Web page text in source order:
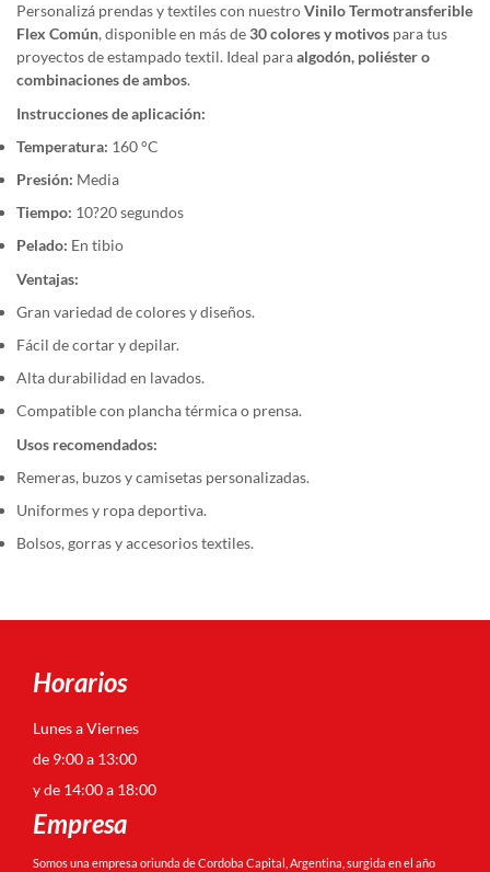
Personalizá prendas y textiles con nuestroVinilo Termotransferible
Flex Común, disponible en más de30 colores y motivos para tus
proyectos de estampado textil. Ideal paraalgodón, poliéster o
combinaciones de ambos.
Instrucciones de aplicación:
Temperatura: 160 °C
Presión: Media
Tiempo: 10?20 segundos
Pelado: En tibio
Ventajas:
Gran variedad de colores y diseños.
Fácil de cortar y depilar.
Alta durabilidad en lavados.
Compatible con plancha térmica o prensa.
Usos recomendados:
Remeras, buzos y camisetas personalizadas.
Uniformes y ropa deportiva.
Bolsos, gorras y accesorios textiles.
Horarios
Lunes a Viernes
de 9:00 a 13:00
y de 14:00 a 18:00
Empresa
Somos una empresa oriunda de Cordoba Capital, Argentina, surgida en el año